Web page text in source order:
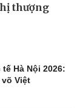
thượng
Hà Nội 2026:
Việt